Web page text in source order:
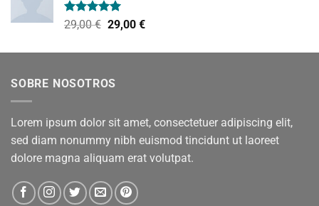
Valorado
29,00€ El
original
29,00 €.
29,00 €El
actual
SOBRE NOSOTROS
Lorem ipsum dolor sit amet, consectetuer adipiscing elit,
sed diam nonummy nibh euismod tincidunt ut laoreet
dolore magna aliquam erat volutpat.